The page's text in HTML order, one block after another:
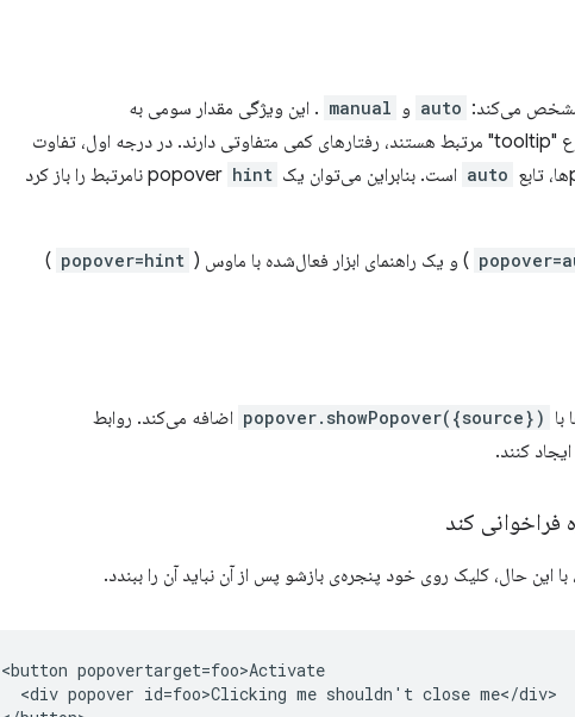
می‌کند: auto و manual . این ویژگی مقدار سومی به
توصیف می‌کند. Hintها که اغلب با رفتارهای نوع "tooltip" مرتبط هستند، رفتارهای کمی متفاوتی دارند. در درجه اول، تفاوت
auto است. بنابراین می‌توان یک popover hint
نامرتبط را باز کرد
) و یک راهنمای ابزار فعال‌شده با ماوس ( popover=hint
)
popover.showPopover({source}) اضافه می‌کند. روابط
فراخوانی کند
حال، کلیک روی خود پنجره‌ی بازشو پس از آن نباید آن را ببندد.
<button popovertarget=foo>Activate
  <div popover id=foo>Clicking me shouldn't close me</div>